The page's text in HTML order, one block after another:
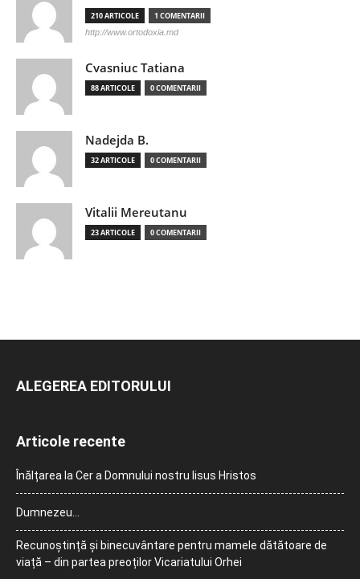
210 ARTICOLE 1 COMENTARII
http://www.ortodoxia.md
Cvasniuc Tatiana
88 ARTICOLE 0 COMENTARII
Nadejda B.
32 ARTICOLE 0 COMENTARII
Vitalii Mereutanu
23 ARTICOLE 0 COMENTARII
ALEGEREA EDITORULUI
Articole recente
Înălțarea la Cer a Domnului nostru Iisus Hristos
Dumnezeu…
Recunoștință și binecuvântare pentru mamele dătătoare de
viață – din partea preoților Vicariatului Orhei